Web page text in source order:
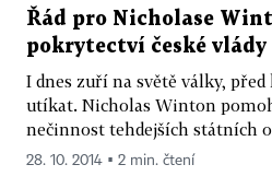
Řád pro Nicholase
pokrytectví české vlády
I dnes zuří na světě války,
utíkat. Nicholas Winton
nečinnost tehdejších státních
28. 10. 2014 ▪ 2 min. čtení